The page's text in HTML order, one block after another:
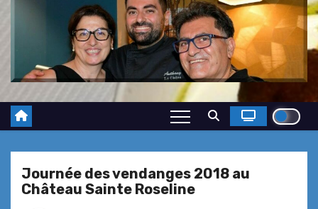
Journée des vendanges 2018 au
Château Sainte Roseline